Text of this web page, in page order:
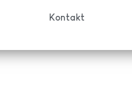
Kontakt